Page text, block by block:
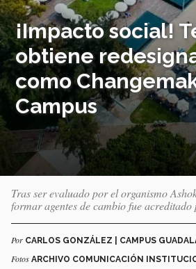
¡Impacto social!
obtiene
como
Campus
Tras ser evaluado por el organismo
formar agentes de cambio fue acreditado
Por CARLOS GONZÁLEZ | CAMPUS
Fotos ARCHIVO COMUNICACIÓN